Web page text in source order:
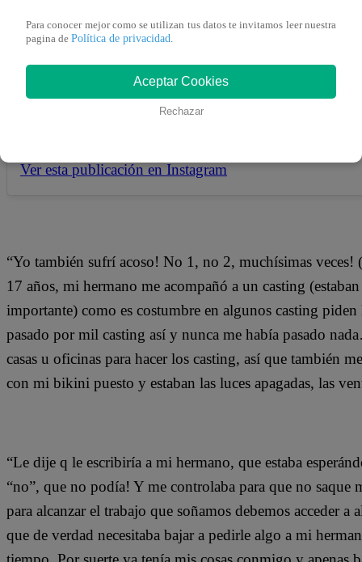
“Mira como nos ponemos”, es la frase que se puede
parar la violencia en todas sus formas en contra de las
Ver esta publicación en Instagram
“Yo también sufrí acoso! No 1, no 2, muchísimas
17 años, mi hermano me acompañó a un casting
importante) como es costumbre en algunos casting
pasado por mil casting así y nunca me había pasado
casas u oficinas para hacer los casting, así que también
con mi bikini puesto y estaban las luces apagadas, las
“Le dije q le escribiría a mi hermano, que estaba
“no”, que no podía! Y me controlaba para que no saque
para alcanzar el trabajo que soñamos debemos acceder a
que de verdad necesitaba bajar a pedirle algo a mi
Para conocer mejor como se utilizan tus datos te invitamos leer nuestra
pagina de Política de privacidad
Aceptar Cookies
Rechazar